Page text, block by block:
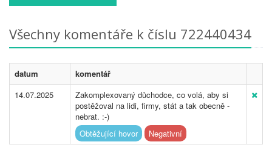
Všechny komentáře k číslu 722440434
datum
komentář
14.07.2025
Zakomplexovaný důchodce, co volá, aby si
postěžoval na lidi, firmy, stát a tak obecně -
nebrat. :-)
Obtěžující hovor
Negativní